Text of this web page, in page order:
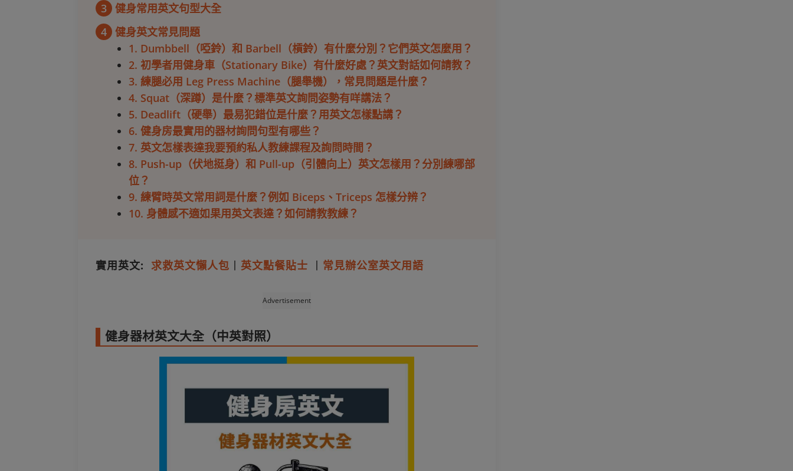
3 健身常用英文句型大全
4 健身英文常見問題
1. Dumbbell（啞鈴）和 Barbell（槓鈴）有什麼分別？它們英文怎麼用？
2. 初學者用健身車（Stationary Bike）有什麼好處？英文對話如何請教？
3. 練腿必用 Leg Press Machine（腿舉機），常見問題是什麼？
4. Squat（深蹲）是什麼？標準英文詢問姿勢有咩講法？
5. Deadlift（硬舉）最易犯錯位是什麼？用英文怎樣點講？
6. 健身房最實用的器材詢問句型有哪些？
7. 英文怎樣表達我要預約私人教練課程及詢問時間？
8. Push-up（伏地挺身）和 Pull-up（引體向上）英文怎樣用？分別練哪部
位？
9. 練臂時英文常用詞是什麼？例如 Biceps、Triceps 怎樣分辨？
10. 身體感不適如果用英文表達？如何請教教練？
實用英文: 求救英文懶人包 丨 英文點餐貼士 丨 常見辦公室英文用語
Advertisement
健身器材英文大全（中英對照）